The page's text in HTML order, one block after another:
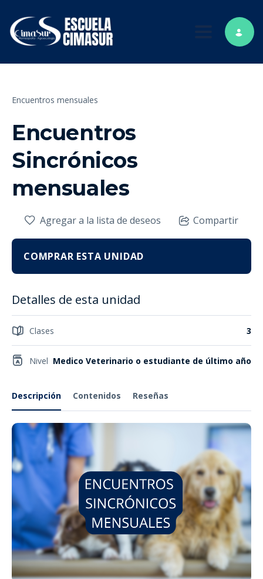
Toggle
Encuentros mensuales
Encuentros
Sincrónicos
mensuales
Descripción Contenidos Reseñas
Agregar a la lista de deseos Compartir
COMPRAR ESTA UNIDAD
Detalles de esta unidad
Clases 3
Nivel Medico Veterinario o estudiante de último año